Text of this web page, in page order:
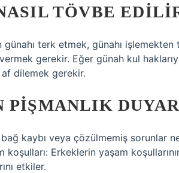
TÖVBE
terk etmek, günahı
gerekir. Eğer günah kul
dilemek gerekir.
PIŞMANLIK
kaybı veya çözülmemiş sorunlar
koşulları: Erkeklerin yaşam
etkiler.